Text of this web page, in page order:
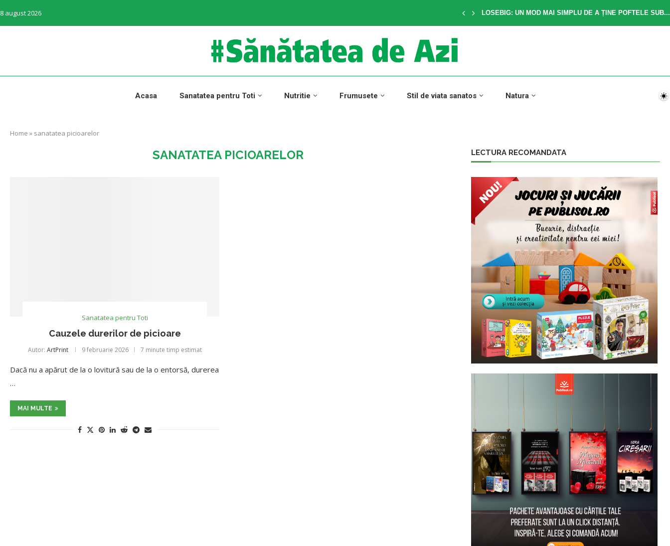
8 august 2026 LOSEBIG: UN MOD MAI SIMPLU DE A ȚINE POFTELE SUB...
Acasa Sanatatea pentru Toti Nutritie Frumusete Stil de viata sanatos Natura
Home » sanatatea picioarelor
SANATATEA PICIOARELOR
Sanatatea pentru Toti
Cauzele durerilor de picioare
Autor: ArtPrint 9 februarie 2026 7 minute timp estimat
Dacă nu a apărut de la o lovitură sau de la o entorsă, durerea
…
MAI MULTE
LECTURA RECOMANDATA